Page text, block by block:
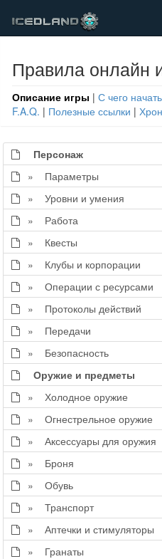
Правила онлайн
Описание игры | С чего начать
F.A.Q. | Полезные ссылки |
Персонаж
» Параметры
» Уровни и умения
» Работа
» Квесты
» Клубы и корпорации
» Операции с ресурсами
» Протоколы действий
» Передачи
» Безопасность
Оружие и предметы
» Холодное оружие
» Огнестрельное оружие
» Аксессуары для оружия
» Броня
» Обувь
» Транспорт
» Аптечки и стимуляторы
» Гранаты